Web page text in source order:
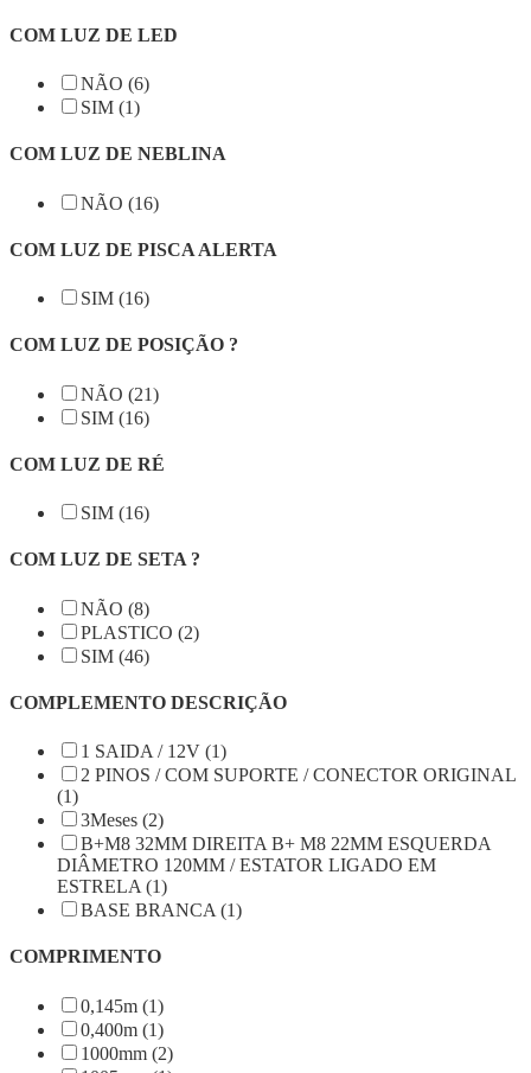
COM LUZ DE LED
NÃO (6)
SIM (1)
COM LUZ DE NEBLINA
NÃO (16)
COM LUZ DE PISCA ALERTA
SIM (16)
COM LUZ DE POSIÇÃO ?
NÃO (21)
SIM (16)
COM LUZ DE RÉ
SIM (16)
COM LUZ DE SETA ?
NÃO (8)
PLASTICO (2)
SIM (46)
COMPLEMENTO DESCRIÇÃO
1 SAIDA / 12V (1)
2 PINOS / COM SUPORTE / CONECTOR ORIGINAL
(1)
3Meses (2)
B+M8 32MM DIREITA B+ M8 22MM ESQUERDA
DIÂMETRO 120MM / ESTATOR LIGADO EM
ESTRELA (1)
BASE BRANCA (1)
COMPRIMENTO
0,145m (1)
0,400m (1)
1000mm (2)